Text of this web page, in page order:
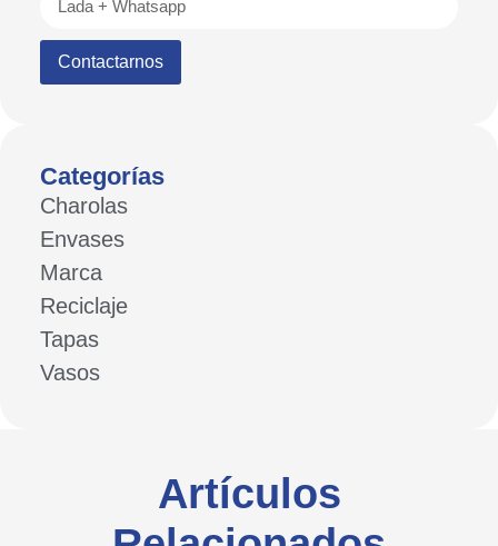
Contactarnos
Categorías
Charolas
Envases
Marca
Reciclaje
Tapas
Vasos
Artículos